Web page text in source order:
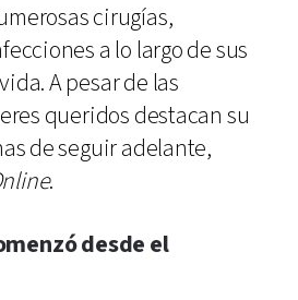
cirugías,
a lo largo de sus
A pesar de las
queridos destacan su
de seguir adelante,
.
desde el